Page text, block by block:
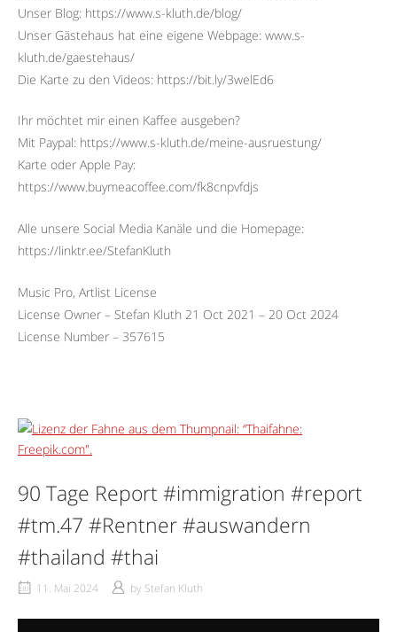
Unser Blog: https://www.s-kluth.de/blog/
Unser Gästehaus hat eine eigene Webpage: www.s-
kluth.de/gaestehaus/
Die Karte zu den Videos: https://bit.ly/3welEd6
Ihr möchtet mir einen Kaffee ausgeben?
Mit Paypal: https://www.s-kluth.de/meine-ausruestung/
Karte oder Apple Pay:
https://www.buymeacoffee.com/fk8cnpvfdjs
Alle unsere Social Media Kanäle und die Homepage:
https://linktr.ee/StefanKluth
Music Pro, Artlist License
License Owner – Stefan Kluth 21 Oct 2021 – 20 Oct 2024
License Number – 357615
90 Tage Report #immigration #report
#tm.47 #Rentner #auswandern
#thailand #thai
11. Mai 2024 by Stefan Kluth